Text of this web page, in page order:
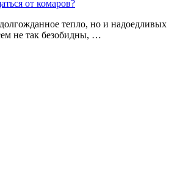
от комаров?
тепло, но и надоедливых
не так безобидны, …